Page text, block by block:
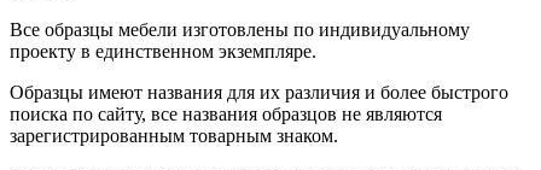
Все образцы мебели изготовлены по индивидуальному
проекту в единственном экземпляре.
Образцы имеют названия для их различия и более быстрого
поиска по сайту, все названия образцов не являются
зарегистрированным товарным знаком.